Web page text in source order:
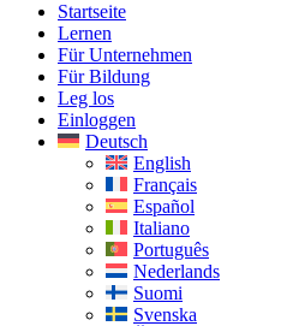
Startseite
Lernen
Für Unternehmen
Für Bildung
Leg los
Einloggen
Deutsch
English
Français
Español
Italiano
Português
Nederlands
Suomi
Svenska